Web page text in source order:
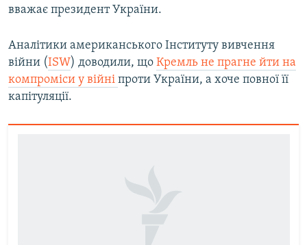
вважає президент України.
Аналітики американського Інституту вивчення
війни (ISW) доводили, що Кремль не прагне йти на
компроміси у війні проти України, а хоче повної її
капітуляції.